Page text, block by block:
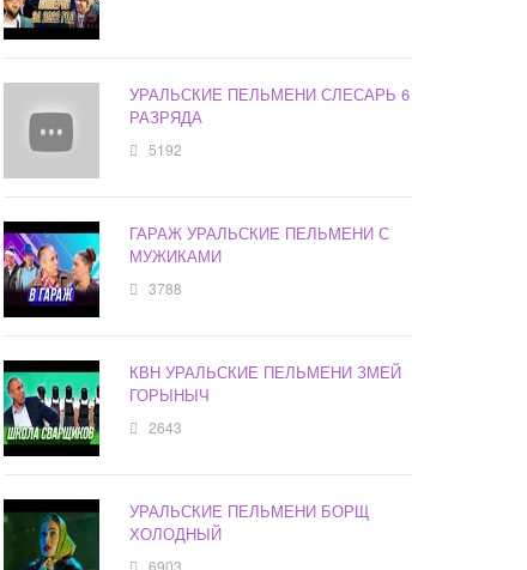
УРАЛЬСКИЕ ПЕЛЬМЕНИ СЛЕСАРЬ 6
РАЗРЯДА
5192
ГАРАЖ УРАЛЬСКИЕ ПЕЛЬМЕНИ С
МУЖИКАМИ
3788
КВН УРАЛЬСКИЕ ПЕЛЬМЕНИ ЗМЕЙ
ГОРЫНЫЧ
2643
УРАЛЬСКИЕ ПЕЛЬМЕНИ БОРЩ
ХОЛОДНЫЙ